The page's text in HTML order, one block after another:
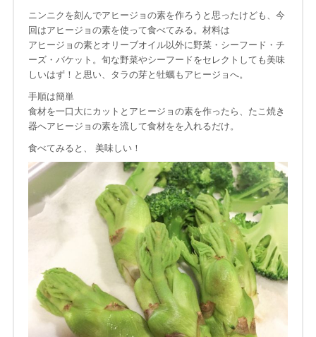
ニンニクを刻んでアヒージョの素を作ろうと思ったけども、今
回はアヒージョの素を使って食べてみる。材料は
アヒージョの素とオリーブオイル以外に野菜・シーフード・チ
ーズ・バケット。旬な野菜やシーフードをセレクトしても美味
しいはず！と思い、タラの芽と牡蠣もアヒージョへ。
手順は簡単
食材を一口大にカットとアヒージョの素を作ったら、たこ焼き
器へアヒージョの素を流して食材をを入れるだけ。
食べてみると、 美味しい！